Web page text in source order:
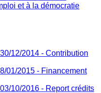
et à la démocratie
12/2014 - Contribution
01/2015 - Financement
10/2016 - Report crédits